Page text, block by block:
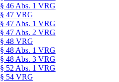
§ 46 Abs. 1 VRG
§ 47 VRG
§ 47 Abs. 1 VRG
§ 47 Abs. 2 VRG
§ 48 VRG
§ 48 Abs. 1 VRG
§ 48 Abs. 3 VRG
§ 52 Abs. 1 VRG
§ 54 VRG